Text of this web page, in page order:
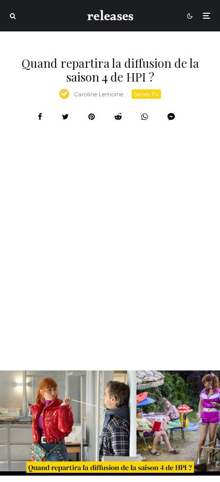
Quand repartira la diffusion de la
saison 4 de HPI ?
Caroline Lemoine · Séries TV